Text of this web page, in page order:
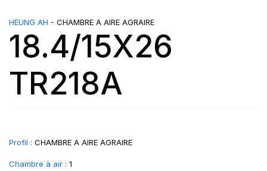
HEUNG AH - CHAMBRE A AIRE AGRAIRE
18.4/15X26
TR218A
Profil : CHAMBRE A AIRE AGRAIRE
Chambre à air : 1